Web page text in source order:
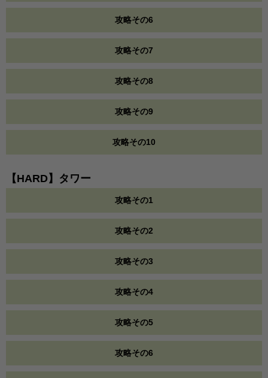
攻略その6
攻略その7
攻略その8
攻略その9
攻略その10
【HARD】タワー
攻略その1
攻略その2
攻略その3
攻略その4
攻略その5
攻略その6